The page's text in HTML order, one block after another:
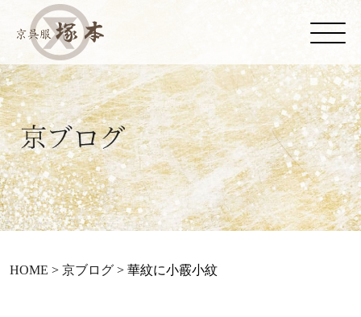
HOME > 京ブログ> 華紋に小霰小紋